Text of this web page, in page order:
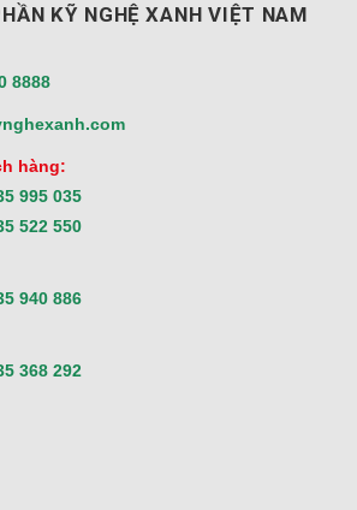
KỸ NGHỆ XANH VIỆT NAM
8888
hàng:
995 035
522 550
940 886
368 292